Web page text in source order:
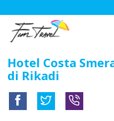
Hotel Costa
di Rikadi